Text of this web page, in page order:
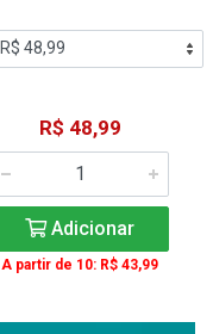
R$ 48,99
Adicionar
A partir de 10: R$ 43,99